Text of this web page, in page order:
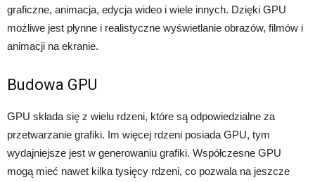
graficzne, animacja, edycja wideo i wiele innych. Dzięki GPU
możliwe jest płynne i realistyczne wyświetlanie obrazów, filmów i
animacji na ekranie.
Budowa GPU
GPU składa się z wielu rdzeni, które są odpowiedzialne za
przetwarzanie grafiki. Im więcej rdzeni posiada GPU, tym
wydajniejsze jest w generowaniu grafiki. Współczesne GPU
mogą mieć nawet kilka tysięcy rdzeni, co pozwala na jeszcze